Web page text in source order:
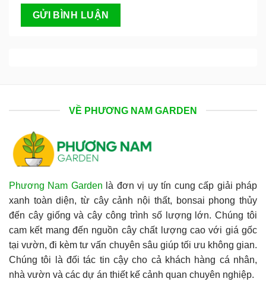
VỀ PHƯƠNG NAM GARDEN
Phương Nam Garden là đơn vị uy tín cung cấp giải pháp
xanh toàn diện, từ cây cảnh nội thất, bonsai phong thủy
đến cây giống và cây công trình số lượng lớn. Chúng tôi
cam kết mang đến nguồn cây chất lượng cao với giá gốc
tại vườn, đi kèm tư vấn chuyên sâu giúp tối ưu không gian.
Chúng tôi là đối tác tin cậy cho cả khách hàng cá nhân,
nhà vườn và các dự án thiết kế cảnh quan chuyên nghiệp.